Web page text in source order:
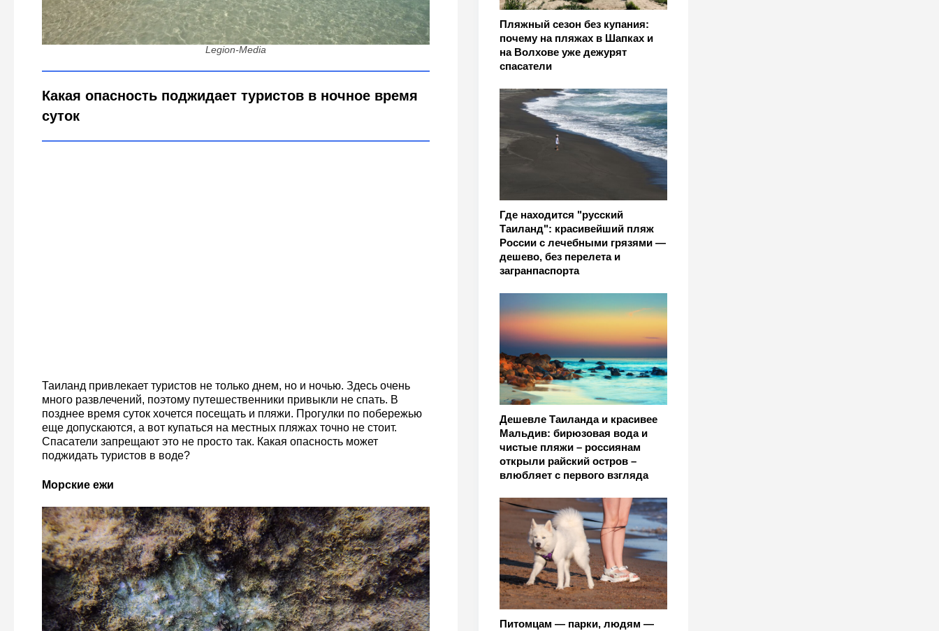
Пляжный сезон без купания:
почему на пляжах в Шапках и
на Волхове уже дежурят
спасатели
Где находится "русский
Таиланд": красивейший пляж
России с лечебными грязями —
дешево, без перелета и
загранпаспорта
Дешевле Таиланда и красивее
Мальдив: бирюзовая вода и
чистые пляжи – россиянам
открыли райский остров –
влюбляет с первого взгляда
Питомцам — парки, людям —
Почему в Таиланде нельзя купаться ночью - тропические воды ошибок не
прощают: стоит задуматься
Legion-Media
Какая опасность поджидает туристов в ночное время
суток
Таиланд привлекает туристов не только днем, но и ночью. Здесь очень
много развлечений, поэтому путешественники привыкли не спать. В
позднее время суток хочется посещать и пляжи. Прогулки по побережью
еще допускаются, а вот купаться на местных пляжах точно не стоит.
Спасатели запрещают это не просто так. Какая опасность может
поджидать туристов в воде?
Морские ежи